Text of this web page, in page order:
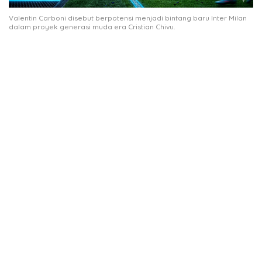
Valentin Carboni disebut berpotensi menjadi bintang baru Inter Milan
dalam proyek generasi muda era Cristian Chivu.